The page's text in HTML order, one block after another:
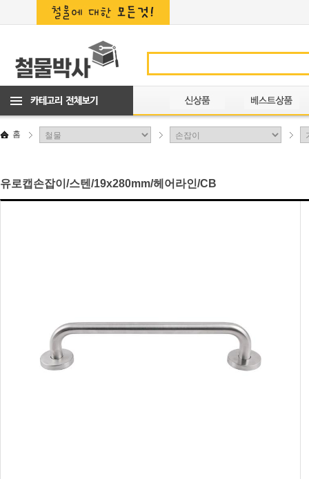
홈
유로캡손잡이/스텐/19x280mm/헤어라인/CB